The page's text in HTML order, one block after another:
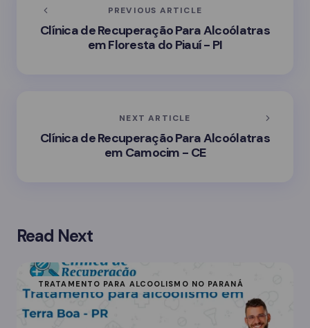
PREVIOUS ARTICLE
Clínica de Recuperação Para Alcoólatras
em Floresta do Piauí - PI
NEXT ARTICLE
Clínica de Recuperação Para Alcoólatras
em Camocim - CE
Read Next
TRATAMENTO PARA ALCOOLISMO NO PARANÁ